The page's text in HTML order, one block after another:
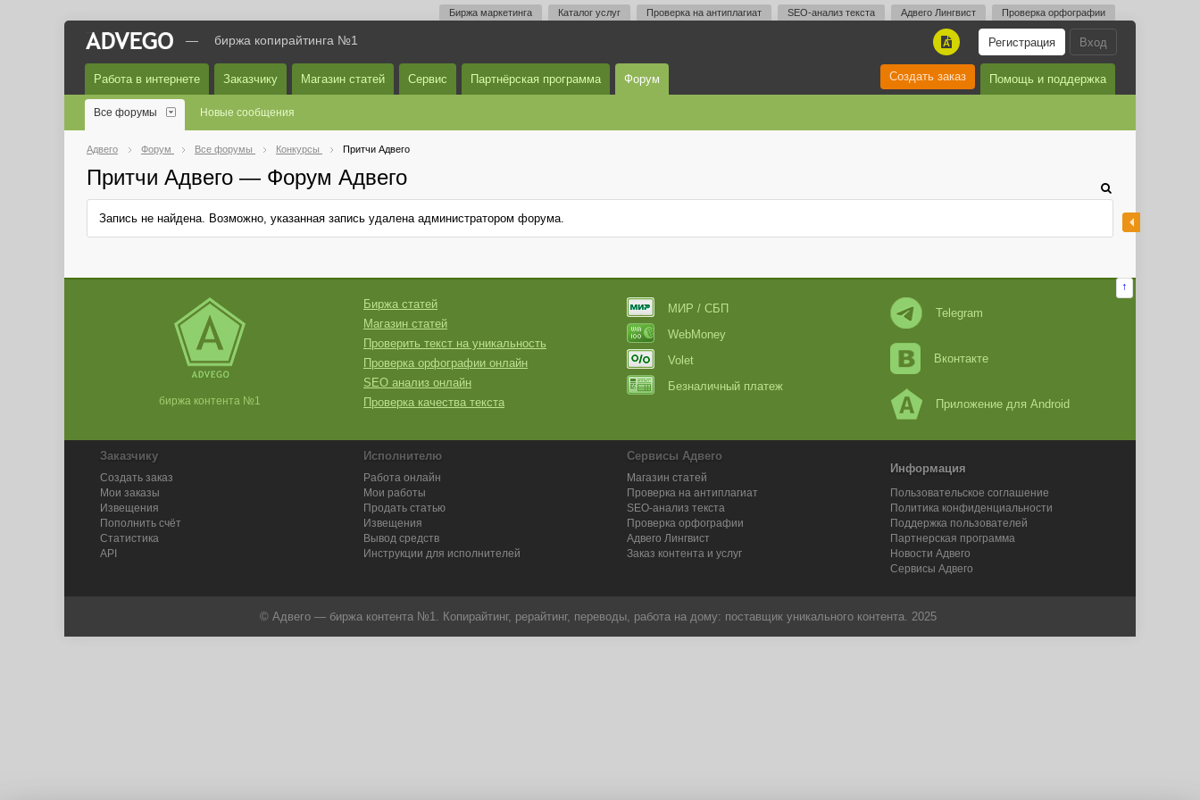
Биржа маркетинга Каталог услуг Проверка на антиплагиат SEO-анализ текста Адвего Лингвист Проверка орфографии
Вход
Регистрация
A
— биржа копирайтинга №1
Работа в интернете Заказчику Магазин статей Сервис Партнёрская программа Форум Помощь и поддержка
Создать заказ
Все форумы Новые сообщения
Адвего Форум Все форумы Конкурсы Притчи Адвего
Притчи Адвего — Форум Адвего
Запись не найдена. Возможно, указанная запись удалена администратором форума.
↑
биржа контента №1
Биржа статей
Магазин статей
Проверить текст на уникальность
Проверка орфографии онлайн
SEO анализ онлайн
Проверка качества текста
МИР / СБП
WebMoney
Volet
Безналичный платеж
Telegram
Вконтакте
Приложение для Android
Заказчику
Создать заказ
Мои заказы
Извещения
Пополнить счёт
Статистика
API
Исполнителю
Работа онлайн
Мои работы
Продать статью
Извещения
Вывод средств
Инструкции для исполнителей
Сервисы Адвего
Магазин статей
Проверка на антиплагиат
SEO-анализ текста
Проверка орфографии
Адвего Лингвист
Заказ контента и услуг
Информация
Пользовательское соглашение
Политика конфиденциальности
Поддержка пользователей
Партнерская программа
Новости Адвего
Сервисы Адвего
© Адвего — биржа контента №1. Копирайтинг, рерайтинг, переводы, работа на дому: поставщик уникального контента. 2025